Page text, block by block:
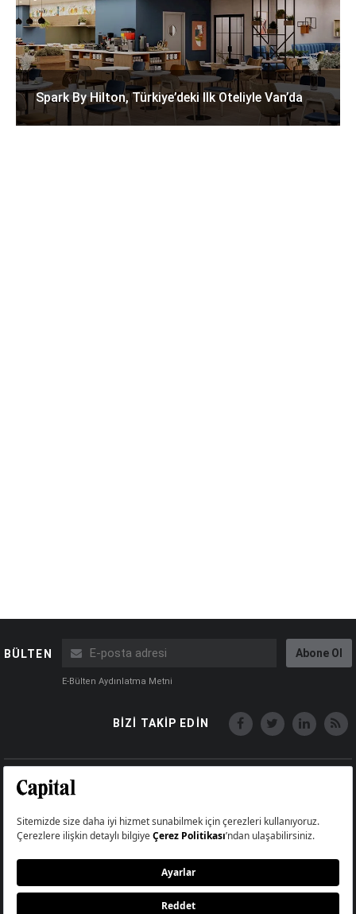
Spark By Hilton, Türkiye’deki Ilk Oteliyle Van’da
BÜLTEN Abone Ol
E-Bülten Aydınlatma Metni
BİZİ TAKİP EDİN
Big Medya Teknoloji A.Ş.
Üsküdar İstanbul Turkey